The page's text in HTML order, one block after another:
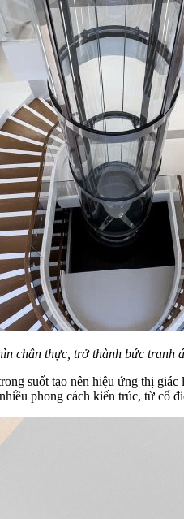
chân thực, trở thành bức
suốt tạo nên hiệu ứng thị
phong cách kiến trúc, từ cổ